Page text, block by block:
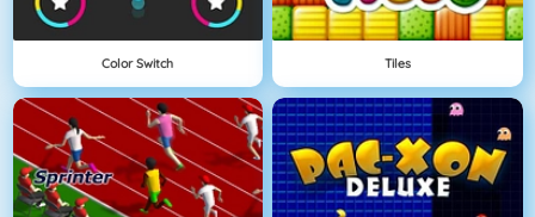
Color Switch Tiles